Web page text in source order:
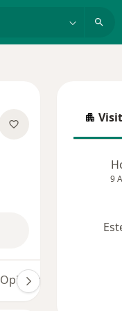
Opiniones (89)
9